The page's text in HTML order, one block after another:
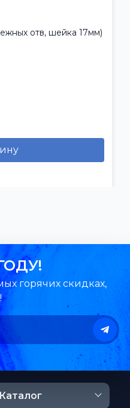
отв, шейка 17мм)
горячих скидках,
Каталог